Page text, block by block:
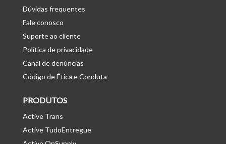
Dúvidas frequentes
Fale conosco
Suporte ao cliente
Política de privacidade
Canal de denúncias
Código de Ética e Conduta
PRODUTOS
Active Trans
Active TudoEntregue